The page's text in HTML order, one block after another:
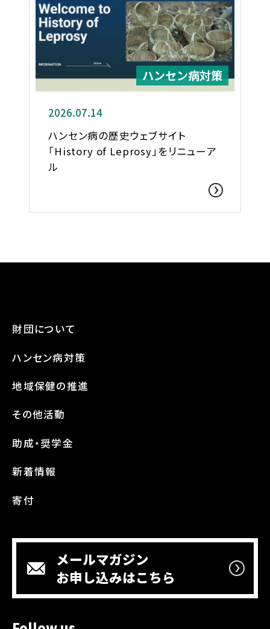
ハンセン病対策
2026.07.14
ハンセン病の歴史ウェブサイト
「History of Leprosy」をリニューア
ル
財団について
ハンセン病対策
地域保健の推進
その他活動
助成・奨学金
新着情報
寄付
メールマガジン
お申し込みはこちら